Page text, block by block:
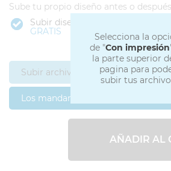
Selecciona la
de "Con impresión
la parte superior
pagina para
subir tus
Sube tu propio diseño antes o
Subir diseño
GRATIS
Subir archivos ahora
Los mandaré después
AÑADIR AL